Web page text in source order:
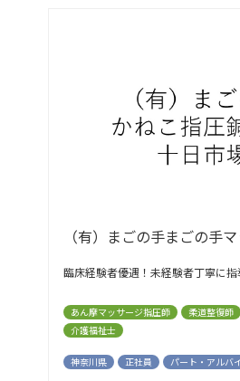
（有）まごの手まごの手
臨床経験者優遇！未経験者丁寧に指
あん摩マッサージ指圧師 柔道整復師
介護福祉士
神奈川県 正社員 パート・アルバ